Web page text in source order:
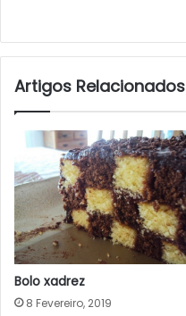
Artigos Relacionados
Bolo xadrez
8 Fevereiro, 2019